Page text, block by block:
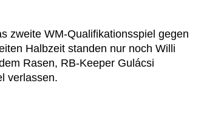
zweite WM-Qualifikationsspiel gegen
Halbzeit standen nur noch Willi
Rasen, RB-Keeper Gulácsi
verlassen.